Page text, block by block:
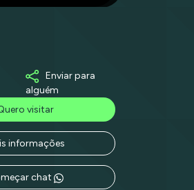
Enviar para
alguém
visitar
informações
chat